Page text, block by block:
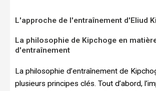
L'approche de l'entraînement d'Eliud
La philosophie de Kipchoge en
d'entraînement
La philosophie d’entraînement de
plusieurs principes clés. Tout d’abord,